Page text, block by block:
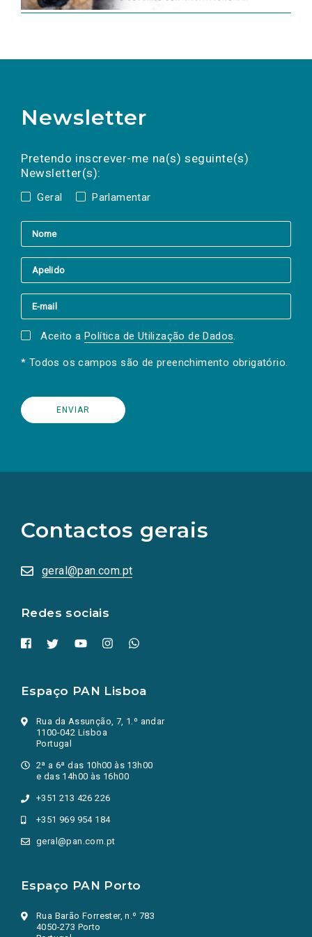
Newsletter
Pretendo inscrever-me na(s) seguinte(s)
Newsletter(s):
Geral Parlamentar
a(s) newsletter(s).
mail
Aceito a Política de Utilização de Dados.
* Todos os campos são de preenchimento obrigatório.
Contactos gerais
geral@pan.com.pt
Redes sociais
redes
sociais
numa
nova
Espaço PAN Lisboa
Rua da Assunção, 7, 1.º andar
1100-042 Lisboa
Portugal
2ª a 6ª das 10h00 às 13h00
e das 14h00 às 16h00
+351 213 426 226
+351 969 954 184
geral@pan.com.pt
Espaço PAN Porto
Rua Barão Forrester, n.º 783
4050-273 Porto